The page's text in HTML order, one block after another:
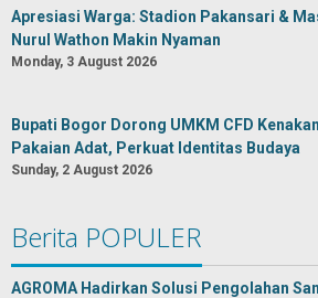
Apresiasi Warga: Stadion Pakansari &
Nurul Wathon Makin Nyaman
Monday, 3 August 2026
Bupati Bogor Dorong UMKM CFD Kenakan
Pakaian Adat, Perkuat Identitas Budaya
Sunday, 2 August 2026
Berita POPULER
AGROMA Hadirkan Solusi Pengolahan